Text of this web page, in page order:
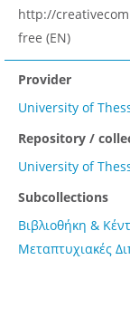
http://
free (EN)
Provider
University of
Repository /
University of
Subcollections
Βιβλιοθήκη &
Μεταπτυχιακές